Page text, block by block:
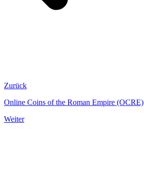
Zurück
Online Coins of the Roman Empire (OCRE)
Weiter